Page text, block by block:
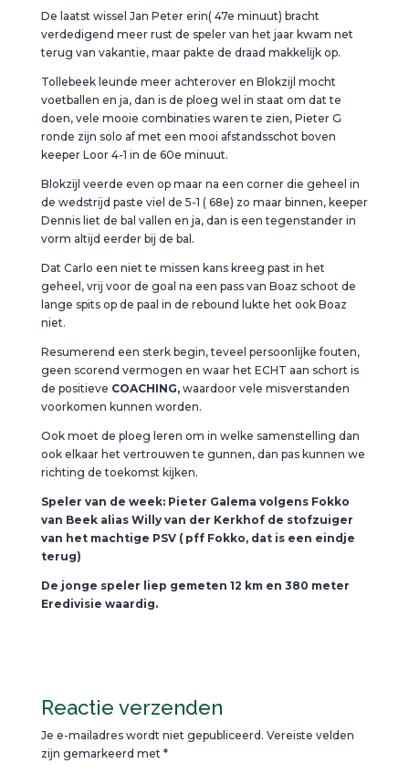
De laatst wissel Jan Peter erin( 47e minuut) bracht
verdedigend meer rust de speler van het jaar kwam net
terug van vakantie, maar pakte de draad makkelijk op.
Tollebeek leunde meer achterover en Blokzijl mocht
voetballen en ja, dan is de ploeg wel in staat om dat te
doen, vele mooie combinaties waren te zien, Pieter G
ronde zijn solo af met een mooi afstandsschot boven
keeper Loor 4-1 in de 60e minuut.
Blokzijl veerde even op maar na een corner die geheel in
de wedstrijd paste viel de 5-1 ( 68e) zo maar binnen, keeper
Dennis liet de bal vallen en ja, dan is een tegenstander in
vorm altijd eerder bij de bal.
Dat Carlo een niet te missen kans kreeg past in het
geheel, vrij voor de goal na een pass van Boaz schoot de
lange spits op de paal in de rebound lukte het ook Boaz
niet.
Resumerend een sterk begin, teveel persoonlijke fouten,
geen scorend vermogen en waar het ECHT aan schort is
de positieve COACHING,waardoor vele misverstanden
voorkomen kunnen worden.
Ook moet de ploeg leren om in welke samenstelling dan
ook elkaar het vertrouwen te gunnen, dan pas kunnen we
richting de toekomst kijken.
Speler van de week: Pieter Galema volgens Fokko
van Beek alias Willy van der Kerkhof de stofzuiger
van het machtige PSV ( pff Fokko, dat is een eindje
terug)
De jonge speler liep gemeten 12 km en 380 meter
Eredivisie waardig.
Reactie verzenden
Je e-mailadres wordt niet gepubliceerd. Vereiste velden
zijn gemarkeerd met *